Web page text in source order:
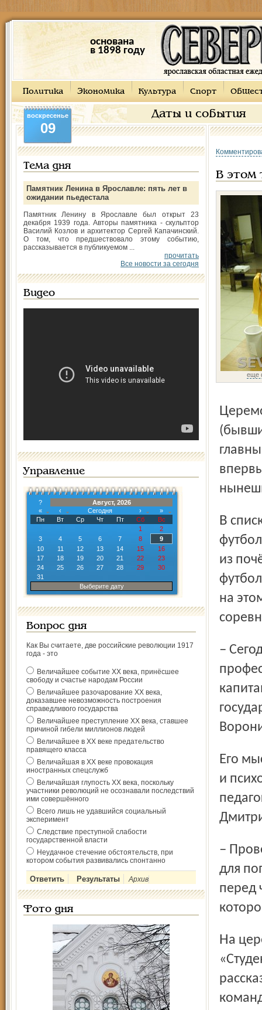
основана
в 1898 году
Политика Экономика Культура Спорт
Даты и события
воскресенье
09
Тема дня
Памятник Ленина в Ярославле: пять лет в
ожидании пьедестала
Памятник Ленину в Ярославле был открыт 23
декабря 1939 года. Авторы памятника - скульптор
Василий Козлов и архитектор Сергей Капачинский.
О том, что предшествовало этому событию,
рассказывается в публикуемом ...
прочитать
Все новости за сегодня
Видео
Управление
?
Август, 2026
«
‹ Сегодня ›
»
Пн
Вт Ср Чт Пт Сб
Вс
1
2
3
4 5 6 7 8
9
10
11 12 13 14 15
16
17
18 19 20 21 22
23
24
25 26 27 28 29
30
31
Выберите дату
Вопрос дня
Как Вы считаете, две российские революции 1917
года - это
Величайшее событие ХХ века, принёсшее
свободу и счастье народам России
Величайшее разочарование ХХ века,
доказавшее невозможность построения
справедливого государства
Величайшее преступление ХХ века, ставшее
причиной гибели миллионов людей
Величайшее в ХХ веке предательство
правящего класса
Величайшая в ХХ веке провокация
иностранных спецслужб
Величайшая глупость ХХ века, поскольку
участники революций не осознавали последствий
ими совершённого
Всего лишь не удавшийся социальный
эксперимент
Следствие преступной слабости
государственной власти
Неудачное стечение обстоятельств, при
котором события развивались спонтанно
Архив
Фото дня
В этом
еще
Церемония открытия проходила во Дворце молодёжи
В списке приглашённых – генеральный директор
из
на
– Сегодня важно, чтобы развивался не только
Его мысль развивает игрок команды института педагогики
и
– Проведение студенческой мини-футбольной лиги важно
для
перед
На церемонии открытия руководитель и автор проекта